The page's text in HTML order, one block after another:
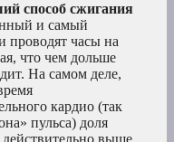
способ сжигания
и самый
часы на
что чем дольше
На самом деле,
кардио (так
пульса) доля